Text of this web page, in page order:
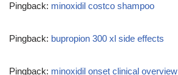
Pingback: minoxidil costco shampoo
Pingback: bupropion 300 xl side effects
Pingback: minoxidil onset clinical overview